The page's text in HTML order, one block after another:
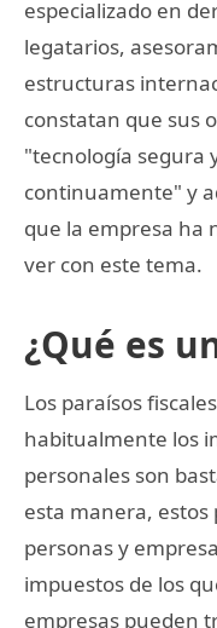
especializado en
legatarios,
estructuras
constatan que sus
"tecnología segura
continuamente" y
que la empresa ha
ver con este tema.
¿Qué es
Los paraísos
habitualmente los
personales son
esta manera, estos
personas y
impuestos de los
empresas pueden